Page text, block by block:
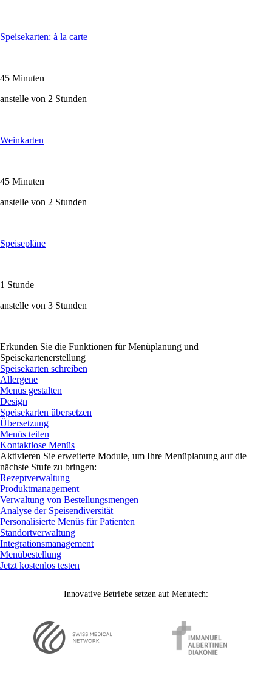
Speisekarten: à la carte
45 Minuten
anstelle von 2 Stunden
Weinkarten
45 Minuten
anstelle von 2 Stunden
Speisepläne
1 Stunde
anstelle von 3 Stunden
Erkunden Sie die Funktionen für Menüplanung und
Speisekartenerstellung
Speisekarten schreiben
Allergene
Menüs gestalten
Design
Speisekarten übersetzen
Übersetzung
Menüs teilen
Kontaktlose Menüs
Aktivieren Sie erweiterte Module, um Ihre Menüplanung auf die
nächste Stufe zu bringen:
Rezeptverwaltung
Produktmanagement
Verwaltung von Bestellungsmengen
Analyse der Speisendiversität
Personalisierte Menüs für Patienten
Standortverwaltung
Integrationsmanagement
Menübestellung
Jetzt kostenlos testen
Innovative Betriebe setzen auf Menutech: